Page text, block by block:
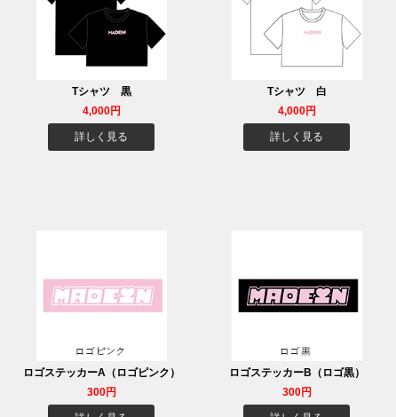
Tシャツ 黒
4,000円
詳しく見る
Tシャツ 白
4,000円
詳しく見る
ロゴステッカーA（ロゴピンク）
300円
ロゴステッカーB（ロゴ黒）
300円